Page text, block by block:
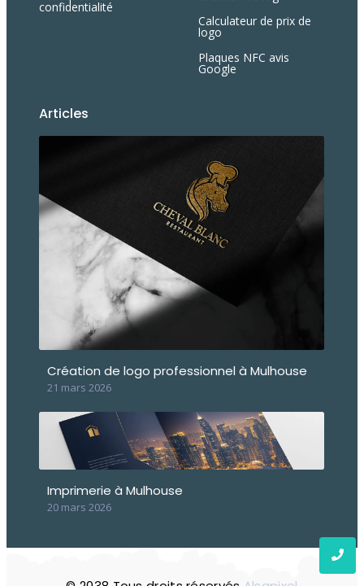
confidentialité
Calculateur de prix de
logo
Plaques NFC avis
Google
Articles
Création de logo professionnel à Mulhouse
21 mars 2026
Imprimerie à Mulhouse
20 mars 2026